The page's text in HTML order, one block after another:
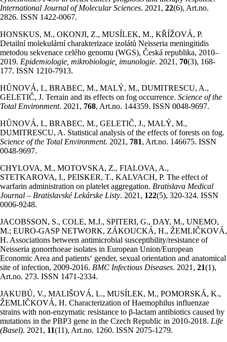
International Journal of Molecular Sciences. 2021, 22(6), Art.no.
2826. ISSN 1422-0067.
HONSKUS, M., OKONJI, Z., MUSÍLEK, M., KŘÍŽOVÁ, P.
Detailní molekulární charakterizace izolátů Neisseria meningitidis
metodou sekvenace celého genomu (WGS), Česká republika, 2010–
2019. Epidemiologie, mikrobiologie, imunologie. 2021, 70(3), 168-
177. ISSN 1210-7913.
HŮNOVÁ, I., BRABEC, M., MALÝ, M., DUMITRESCU, A.,
GELETIČ, J. Terrain and its effects on fog occurrence. Science of the
Total Environment. 2021, 768, Art.no. 144359. ISSN 0048-9697.
HŮNOVÁ, I., BRABEC, M., GELETIČ, J., MALÝ, M.,
DUMITRESCU, A. Statistical analysis of the effects of forests on fog.
Science of the Total Environment. 2021, 781, Art.no. 146675. ISSN
0048-9697.
CHYLOVA, M., MOTOVSKA, Z., FIALOVA, A.,
STETKAROVA, I., PEISKER, T., KALVACH, P. The effect of
warfarin administration on platelet aggregation. Bratislava Medical
Journal – Bratislavské Lekárske Listy. 2021, 122(5), 320-324. ISSN
0006-9248.
JACOBSSON, S., COLE, M.J., SPITERI, G., DAY, M., UNEMO,
M.; EURO-GASP NETWORK, ZÁKOUCKÁ, H., ŽEMLIČKOVÁ,
H. Associations between antimicrobial susceptibility/resistance of
Neisseria gonorrhoeae isolates in European Union/European
Economic Area and patients‘ gender, sexual orientation and anatomical
site of infection, 2009-2016. BMC Infectious Diseases. 2021, 21(1),
Art.no. 273. ISSN 1471-2334.
JAKUBŮ, V., MALIŠOVÁ, L., MUSÍLEK, M., POMORSKÁ, K.,
ŽEMLIČKOVÁ, H. Characterization of Haemophilus influenzae
strains with non-enzymatic resistance to β-lactam antibiotics caused by
mutations in the PBP3 gene in the Czech Republic in 2010-2018. Life
(Basel). 2021, 11(11), Art.no. 1260. ISSN 2075-1279.